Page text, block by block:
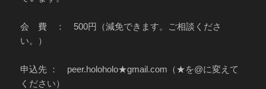
会 費 ： 500円（減免できます。ご相談くださ
い。）
申込先 ： peer.holoholo★gmail.com（★を@に変えて
ください）